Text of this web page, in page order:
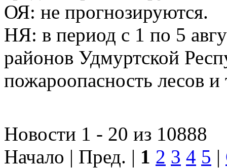
ОЯ: не прогнозируются.
НЯ: в период с 1 по 5
районов Удмуртской
пожароопасность лесов
Новости 1 - 20 из 10888
Начало | Пред. | 1 2 3 4 5 |